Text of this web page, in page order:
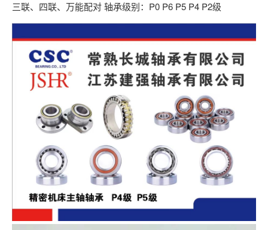
三联、四联、万能配对 轴承级别：P0 P6 P5 P4 P2级